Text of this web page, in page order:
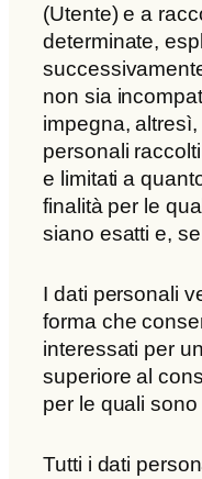
(Utente) e a
determinate,
non sia
impegna,
personali
e limitati a
finalità per le
siano esatti e,
I dati personali
forma che
interessati per
superiore al
per le quali sono
Tutti i dati